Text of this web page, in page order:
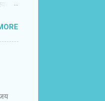
में